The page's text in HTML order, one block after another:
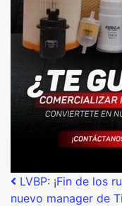
Post
LVBP: ¡Fin de los
nuevo manager de